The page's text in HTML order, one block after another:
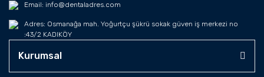
Email: info@dentaladres.com
Adres: Osmanağa mah. Yoğurtçu şükrü sokak güven iş merkezi no
:43/2 KADIKÖY
Kurumsal